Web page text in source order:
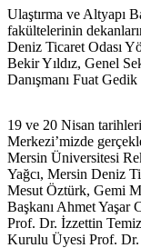
Ulaştırma ve Altyapı
fakültelerinin
Deniz Ticaret Odası
Bekir Yıldız, Genel
Danışmanı Fuat Gedik
19 ve 20 Nisan
Merkezi’mizde
Mersin Üniversitesi
Yağcı, Mersin Deniz
Mesut Öztürk, Gemi
Başkanı Ahmet Yaşar
Prof. Dr. İzzettin
Kurulu Üyesi Prof. Dr.